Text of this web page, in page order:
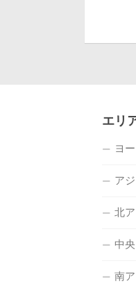
エリ
ヨ
ア
北
中
南